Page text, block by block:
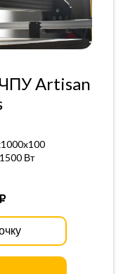
Artisan
Вт